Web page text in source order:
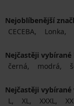
Nejoblíbenější
CECEBA
Lonka
Nejčastěji vybírané
černá
modrá
Nejčastěji
L
XL XXXL